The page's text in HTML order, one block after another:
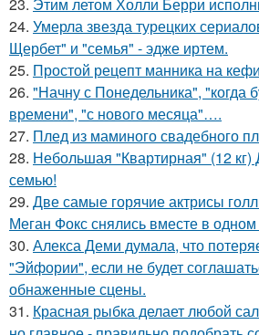
24. Умерла звезда турецких
Щербет" и "семья" - эдже иртем.
25. Простой рецепт манника на
26. "Начну с Понедельника", "когда
времени", "с нового месяца"….
27. Плед из маминого свадебного
28. Небольшая "Квартирная" (12
семью!
29. Две самые горячие актрисы
Меган Фокс снялись вместе в
30. Алекса Деми думала, что
"Эйфории", если не будет
обнаженные сцены.
31. Красная рыбка делает любой